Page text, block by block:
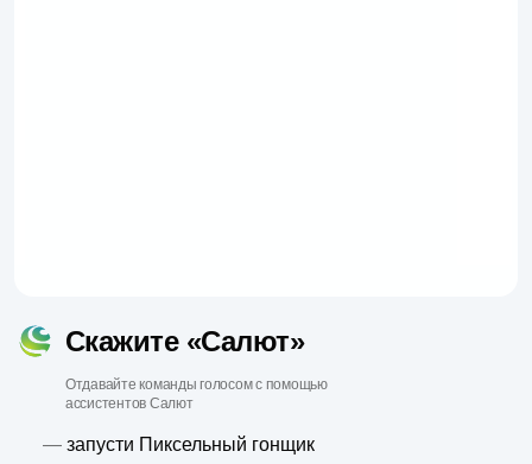
Скажите «Салют»
Отдавайте команды голосом с помощью
ассистентов Салют
— запусти Пиксельный гонщик